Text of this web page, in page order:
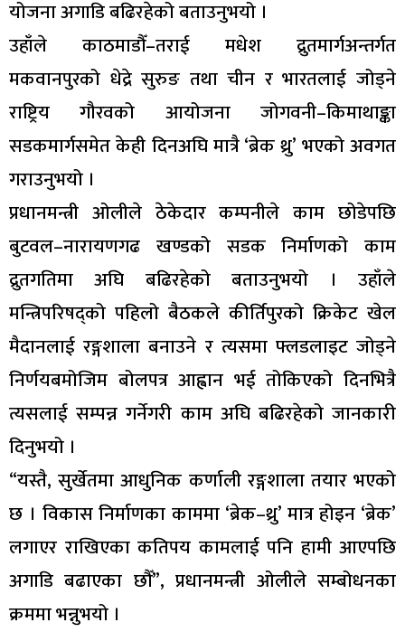
योजना अगाडि बढिरहेको बताउनुभयो ।
उहाँले काठमाडौँ–तराई मधेश द्रुतमार्गअन्तर्गत
मकवानपुरको धेद्रे सुरुङ तथा चीन र भारतलाई जोड्ने
राष्ट्रिय गौरवको आयोजना जोगवनी–किमाथाङ्का
सडकमार्गसमेत केही दिनअघि मात्रै ‘ब्रेक थ्रु’ भएको अवगत
गराउनुभयो ।
प्रधानमन्त्री ओलीले ठेकेदार कम्पनीले काम छोडेपछि
बुटवल–नारायणगढ खण्डको सडक निर्माणको काम
द्रुतगतिमा अघि बढिरहेको बताउनुभयो । उहाँले
मन्त्रिपरिषद्को पहिलो बैठकले कीर्तिपुरको क्रिकेट खेल
मैदानलाई रङ्गशाला बनाउने र त्यसमा फ्लडलाइट जोड्ने
निर्णयबमोजिम बोलपत्र आह्वान भई तोकिएको दिनभित्रै
त्यसलाई सम्पन्न गर्नेगरी काम अघि बढिरहेको जानकारी
दिनुभयो ।
“यस्तै, सुर्खेतमा आधुनिक कर्णाली रङ्गशाला तयार भएको
छ । विकास निर्माणका काममा ‘ब्रेक–थ्रु’ मात्र होइन ‘ब्रेक’
लगाएर राखिएका कतिपय कामलाई पनि हामी आएपछि
अगाडि बढाएका छौँ”, प्रधानमन्त्री ओलीले सम्बोधनका
क्रममा भन्नुभयो ।